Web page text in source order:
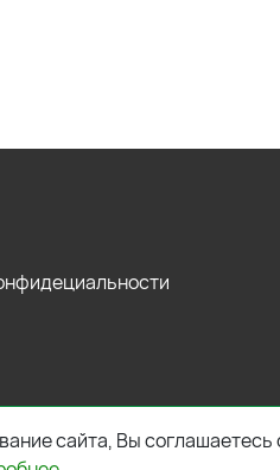
сайта, Вы соглашаетесь